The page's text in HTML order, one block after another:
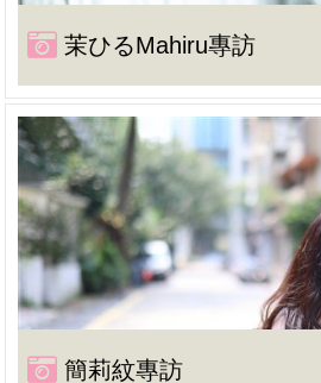
茉ひるMahiru專訪
簡莉紋專訪